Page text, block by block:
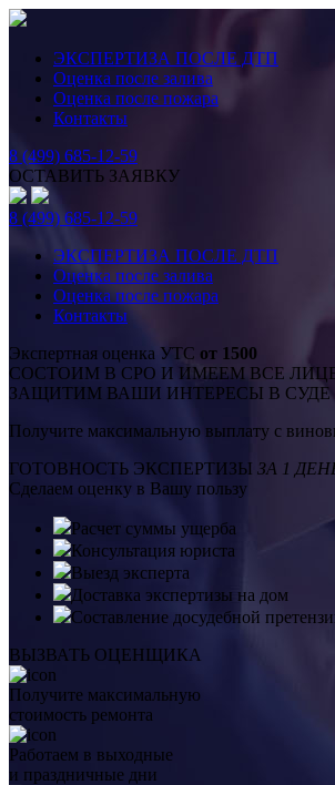
ЭКСПЕРТИЗА ПОСЛЕ ДТП
Оценка после залива
Оценка после пожара
Контакты
8 (499) 685-12-59
ОСТАВИТЬ ЗАЯВКУ
8 (499) 685-12-59
ЭКСПЕРТИЗА ПОСЛЕ ДТП
Оценка после залива
Оценка после пожара
Контакты
Экспертная оценка УТС от 1500
СОСТОИМ В СРО И ИМЕЕМ ВСЕ
ЗАЩИТИМ ВАШИ ИНТЕРЕСЫ В СУДЕ
Получите максимальную выплату с
ГОТОВНОСТЬ ЭКСПЕРТИЗЫ ЗА 1
Сделаем оценку в Вашу пользу
Расчет суммы ущерба
Консультация юриста
Выезд эксперта
Доставка экспертизы на дом
Составление досудебной
ВЫЗВАТЬ ОЦЕНЩИКА
Получите максимальную
стоимость ремонта
Работаем в выходные
и праздничные дни